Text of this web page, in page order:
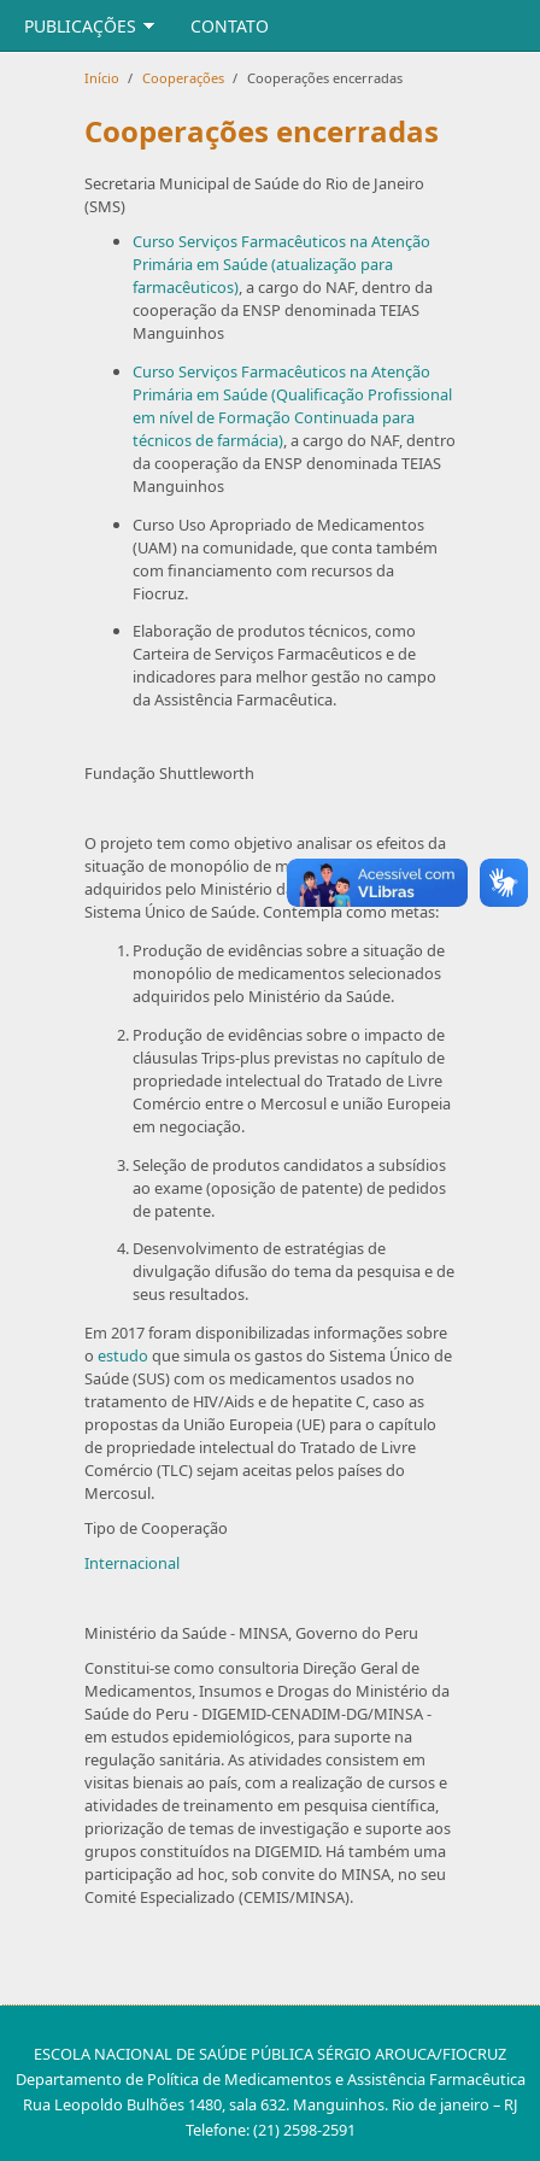
PUBLICAÇÕES CONTATO
Início / Cooperações / Cooperações encerradas
Cooperações encerradas
Secretaria Municipal de Saúde do Rio de Janeiro
(SMS)
Curso Serviços Farmacêuticos na Atenção
Primária em Saúde (atualização para
farmacêuticos), a cargo do NAF, dentro da
cooperação da ENSP denominada TEIAS
Manguinhos
Curso Serviços Farmacêuticos na Atenção
Primária em Saúde (Qualificação Profissional
em nível de Formação Continuada para
técnicos de farmácia), a cargo do NAF, dentro
da cooperação da ENSP denominada TEIAS
Manguinhos
Curso Uso Apropriado de Medicamentos
(UAM) na comunidade, que conta também
com financiamento com recursos da
Fiocruz.
Elaboração de produtos técnicos, como
Carteira de Serviços Farmacêuticos e de
indicadores para melhor gestão no campo
da Assistência Farmacêutica.
Fundação Shuttleworth
O projeto tem como objetivo analisar os efeitos da
situação de monopólio de medicamentos
adquiridos pelo Ministério da Saúde no âmbito do
Sistema Único de Saúde. Contempla como metas:
Produção de evidências sobre a situação de
monopólio de medicamentos selecionados
adquiridos pelo Ministério da Saúde.
Produção de evidências sobre o impacto de
cláusulas Trips-plus previstas no capítulo de
propriedade intelectual do Tratado de Livre
Comércio entre o Mercosul e união Europeia
em negociação.
Seleção de produtos candidatos a subsídios
ao exame (oposição de patente) de pedidos
de patente.
Desenvolvimento de estratégias de
divulgação difusão do tema da pesquisa e de
seus resultados.
Em 2017 foram disponibilizadas informações sobre
o estudo que simula os gastos do Sistema Único de
Saúde (SUS) com os medicamentos usados no
tratamento de HIV/Aids e de hepatite C, caso as
propostas da União Europeia (UE) para o capítulo
de propriedade intelectual do Tratado de Livre
Comércio (TLC) sejam aceitas pelos países do
Mercosul.
Tipo de Cooperação
Internacional
Ministério da Saúde - MINSA, Governo do Peru
Constitui-se como consultoria Direção Geral de
Medicamentos, Insumos e Drogas do Ministério da
Saúde do Peru - DIGEMID-CENADIM-DG/MINSA -
em estudos epidemiológicos, para suporte na
regulação sanitária. As atividades consistem em
visitas bienais ao país, com a realização de cursos e
atividades de treinamento em pesquisa científica,
priorização de temas de investigação e suporte aos
grupos constituídos na DIGEMID. Há também uma
participação ad hoc, sob convite do MINSA, no seu
Comité Especializado (CEMIS/MINSA).
ESCOLA NACIONAL DE SAÚDE PÚBLICA SÉRGIO AROUCA/FIOCRUZ
Departamento de Política de Medicamentos e Assistência Farmacêutica
Rua Leopoldo Bulhões 1480, sala 632. Manguinhos. Rio de janeiro – RJ
Telefone: (21) 2598-2591